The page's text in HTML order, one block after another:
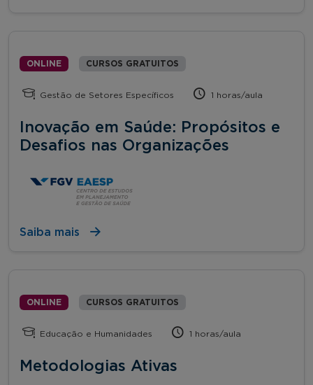
ONLINE CURSOS GRATUITOS
Gestão de Setores Específicos 1 horas/aula
Inovação em Saúde: Propósitos e
Desafios nas Organizações
Saiba mais
ONLINE CURSOS GRATUITOS
Educação e Humanidades 1 horas/aula
Metodologias Ativas